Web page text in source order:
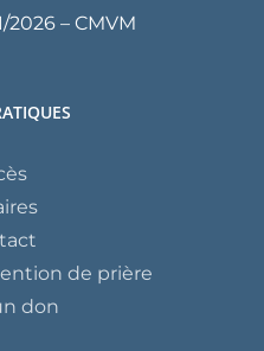
2026 – CMVM
de prière
don